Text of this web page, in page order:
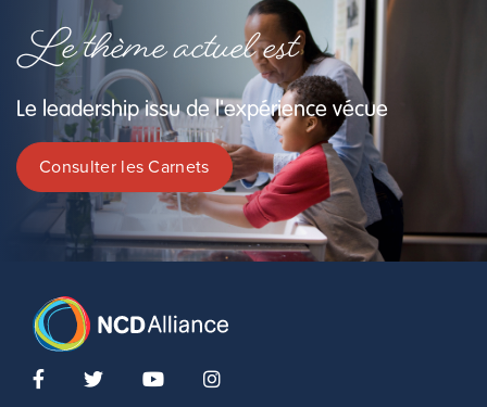
Le thème actuel est
Le leadership issu de l'expérience vécue
Consulter les Carnets